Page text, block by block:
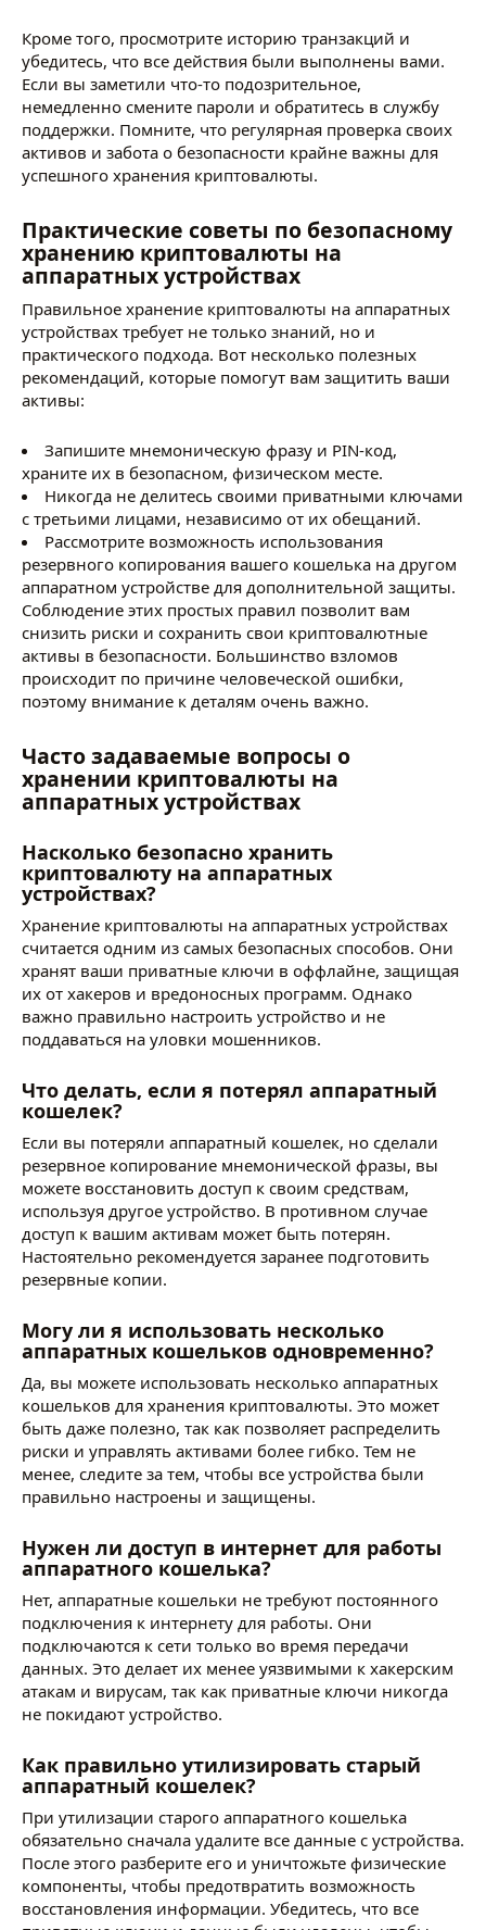
Кроме того, просмотрите историю транзакций и
убедитесь, что все действия были выполнены вами.
Если вы заметили что-то подозрительное,
немедленно смените пароли и обратитесь в службу
поддержки. Помните, что регулярная проверка своих
активов и забота о безопасности крайне важны для
успешного хранения криптовалюты.
Практические советы по безопасному
хранению криптовалюты на
аппаратных устройствах
Правильное хранение криптовалюты на аппаратных
устройствах требует не только знаний, но и
практического подхода. Вот несколько полезных
рекомендаций, которые помогут вам защитить ваши
активы:
Запишите мнемоническую фразу и PIN-код,
храните их в безопасном, физическом месте.
Никогда не делитесь своими приватными ключами
с третьими лицами, независимо от их обещаний.
Рассмотрите возможность использования
резервного копирования вашего кошелька на другом
аппаратном устройстве для дополнительной защиты.
Соблюдение этих простых правил позволит вам
снизить риски и сохранить свои криптовалютные
активы в безопасности. Большинство взломов
происходит по причине человеческой ошибки,
поэтому внимание к деталям очень важно.
Часто задаваемые вопросы о
хранении криптовалюты на
аппаратных устройствах
Насколько безопасно хранить
криптовалюту на аппаратных
устройствах?
Хранение криптовалюты на аппаратных устройствах
считается одним из самых безопасных способов. Они
хранят ваши приватные ключи в оффлайне, защищая
их от хакеров и вредоносных программ. Однако
важно правильно настроить устройство и не
поддаваться на уловки мошенников.
Что делать, если я потерял аппаратный
кошелек?
Если вы потеряли аппаратный кошелек, но сделали
резервное копирование мнемонической фразы, вы
можете восстановить доступ к своим средствам,
используя другое устройство. В противном случае
доступ к вашим активам может быть потерян.
Настоятельно рекомендуется заранее подготовить
резервные копии.
Могу ли я использовать несколько
аппаратных кошельков одновременно?
Да, вы можете использовать несколько аппаратных
кошельков для хранения криптовалюты. Это может
быть даже полезно, так как позволяет распределить
риски и управлять активами более гибко. Тем не
менее, следите за тем, чтобы все устройства были
правильно настроены и защищены.
Нужен ли доступ в интернет для работы
аппаратного кошелька?
Нет, аппаратные кошельки не требуют постоянного
подключения к интернету для работы. Они
подключаются к сети только во время передачи
данных. Это делает их менее уязвимыми к хакерским
атакам и вирусам, так как приватные ключи никогда
не покидают устройство.
Как правильно утилизировать старый
аппаратный кошелек?
При утилизации старого аппаратного кошелька
обязательно сначала удалите все данные с устройства.
После этого разберите его и уничтожьте физические
компоненты, чтобы предотвратить возможность
восстановления информации. Убедитесь, что все